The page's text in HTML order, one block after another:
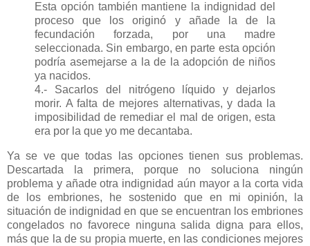
Esta opción también mantiene la indignidad del
proceso que los originó y añade la de la
fecundación forzada, por una madre
seleccionada. Sin embargo, en parte esta opción
podría asemejarse a la de la adopción de niños
ya nacidos.
4.- Sacarlos del nitrógeno líquido y dejarlos
morir. A falta de mejores alternativas, y dada la
imposibilidad de remediar el mal de origen, esta
era por la que yo me decantaba.
Ya se ve que todas las opciones tienen sus problemas.
Descartada la primera, porque no soluciona ningún
problema y añade otra indignidad aún mayor a la corta vida
de los embriones, he sostenido que en mi opinión, la
situación de indignidad en que se encuentran los embriones
congelados no favorece ninguna salida digna para ellos,
más que la de su propia muerte, en las condiciones mejores